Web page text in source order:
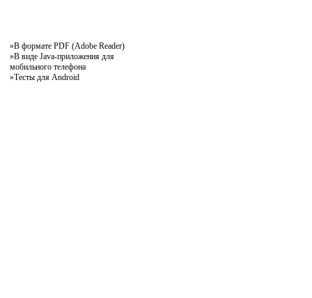
»В формате PDF (Adobe Reader)
»В виде Java-приложения для
мобильного телефона
»Тесты для Android